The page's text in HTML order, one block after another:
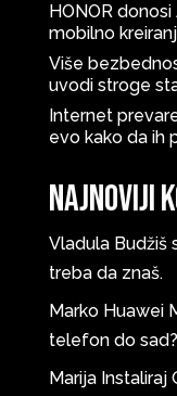
HONOR
mobilno
Više
uvodi stroge
Internet
evo kako da ih
Najnoviji
Vladula Budžiš
treba da znaš.
Marko Huawei
telefon do sad?
Marija Instaliraj